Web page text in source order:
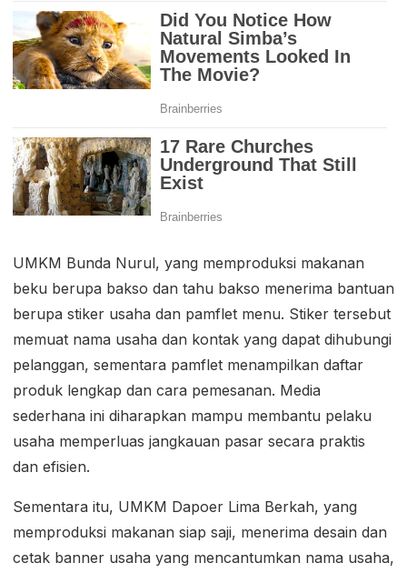
UMKM Bunda Nurul, yang memproduksi makanan
beku berupa bakso dan tahu bakso menerima bantuan
berupa stiker usaha dan pamflet menu. Stiker tersebut
memuat nama usaha dan kontak yang dapat dihubungi
pelanggan, sementara pamflet menampilkan daftar
produk lengkap dan cara pemesanan. Media
sederhana ini diharapkan mampu membantu pelaku
usaha memperluas jangkauan pasar secara praktis
dan efisien.
Sementara itu, UMKM Dapoer Lima Berkah, yang
memproduksi makanan siap saji, menerima desain dan
cetak banner usaha yang mencantumkan nama usaha,